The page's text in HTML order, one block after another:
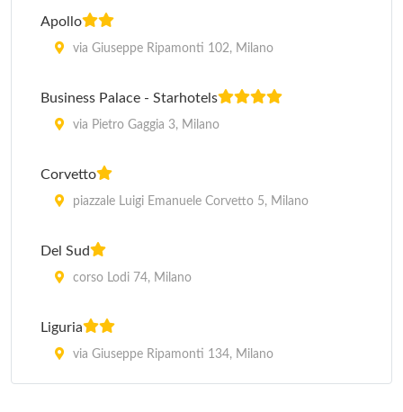
Apollo
via Giuseppe Ripamonti 102, Milano
Business Palace - Starhotels
via Pietro Gaggia 3, Milano
Corvetto
piazzale Luigi Emanuele Corvetto 5, Milano
Del Sud
corso Lodi 74, Milano
Liguria
via Giuseppe Ripamonti 134, Milano